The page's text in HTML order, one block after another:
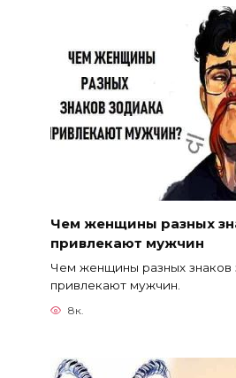
Чем женщины разных
привлекают мужчин
Чем женщины разных знаков
привлекают мужчин.
8к.